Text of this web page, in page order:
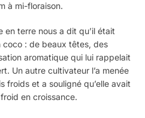
à mi-floraison.
en terre nous a dit qu’il était
coco : de beaux têtes, des
aromatique qui lui rappelait
Un autre cultivateur l’a menée
froids et a souligné qu’elle avait
en croissance.